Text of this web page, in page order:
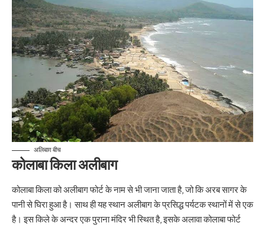
अलिबाग़ बीच
कोलाबा किला अलीबाग
कोलाबा किला को अलीबाग फोर्ट के नाम से भी जाना जाता है, जो कि अरब सागर के
पानी से घिरा हुआ है। साथ ही यह स्थान अलीबाग के प्रसिद्ध पर्यटक स्थानों में से एक
है। इस किले के अन्दर एक पुराना मंदिर भी स्थित है, इसके अलावा कोलाबा फोर्ट